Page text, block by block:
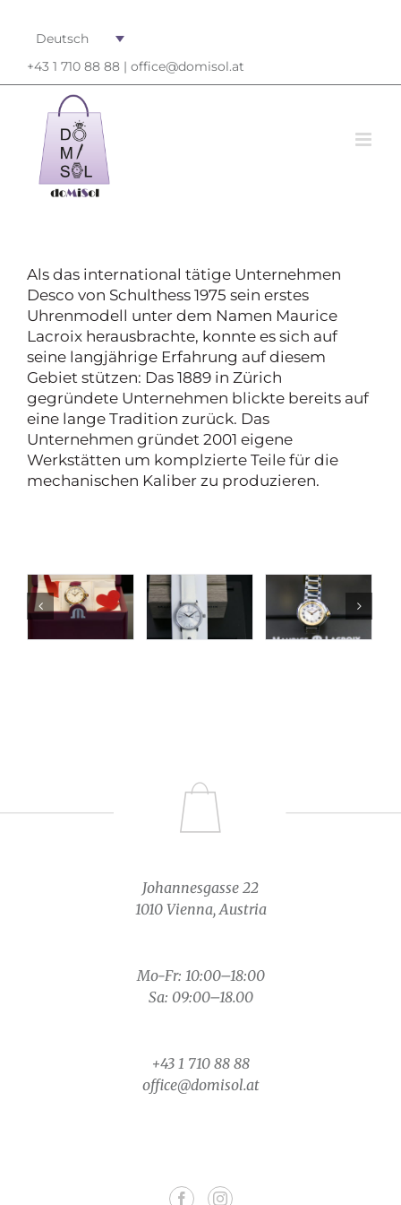
Deutsch
+43 1 710 88 88 | office@domisol.at
Als das international tätige Unternehmen
Desco von Schulthess 1975 sein erstes
Uhrenmodell unter dem Namen Maurice
Lacroix herausbrachte, konnte es sich auf
seine langjährige Erfahrung auf diesem
Gebiet stützen: Das 1889 in Zürich
gegründete Unternehmen blickte bereits auf
eine lange Tradition zurück. Das
Unternehmen gründet 2001 eigene
Werkstätten um komplzierte Teile für die
mechanischen Kaliber zu produzieren.
Johannesgasse 22
1010 Vienna, Austria
Mo-Fr: 10:00–18:00
Sa: 09:00–18.00
+43 1 710 88 88
office@domisol.at